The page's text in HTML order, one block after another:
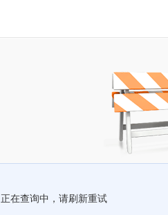
正在查询中，请刷新重试